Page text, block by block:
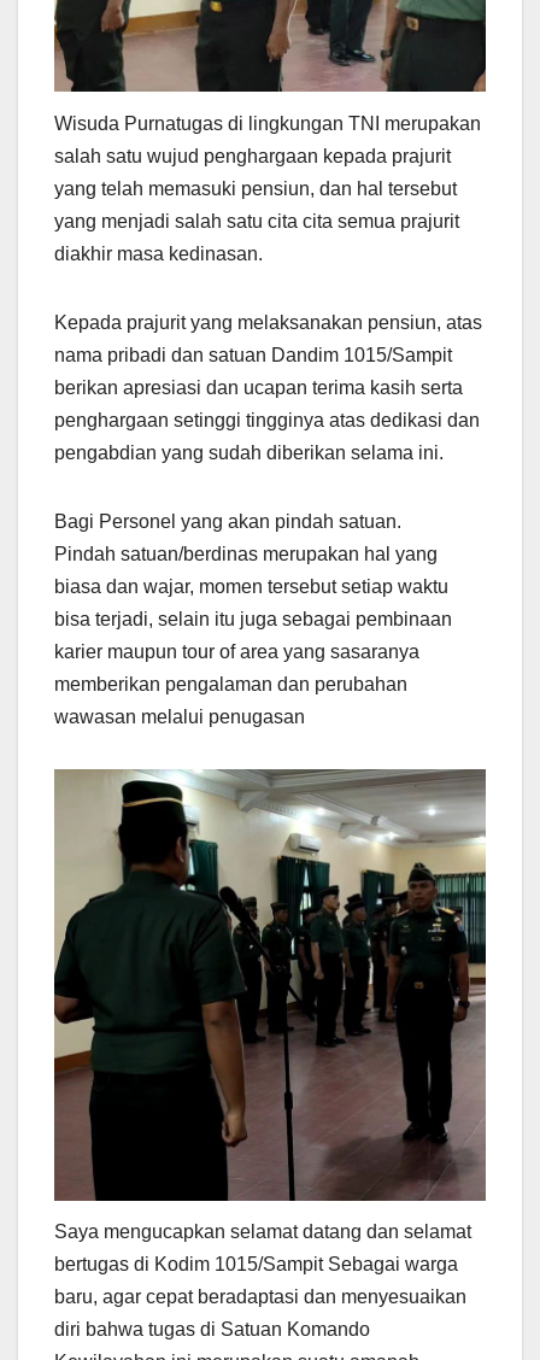
Wisuda Purnatugas di lingkungan TNI merupakan
salah satu wujud penghargaan kepada prajurit
yang telah memasuki pensiun, dan hal tersebut
yang menjadi salah satu cita cita semua prajurit
diakhir masa kedinasan.
Kepada prajurit yang melaksanakan pensiun, atas
nama pribadi dan satuan Dandim 1015/Sampit
berikan apresiasi dan ucapan terima kasih serta
penghargaan setinggi tingginya atas dedikasi dan
pengabdian yang sudah diberikan selama ini.
Bagi Personel yang akan pindah satuan.
Pindah satuan/berdinas merupakan hal yang
biasa dan wajar, momen tersebut setiap waktu
bisa terjadi, selain itu juga sebagai pembinaan
karier maupun tour of area yang sasaranya
memberikan pengalaman dan perubahan
wawasan melalui penugasan
Saya mengucapkan selamat datang dan selamat
bertugas di Kodim 1015/Sampit Sebagai warga
baru, agar cepat beradaptasi dan menyesuaikan
diri bahwa tugas di Satuan Komando